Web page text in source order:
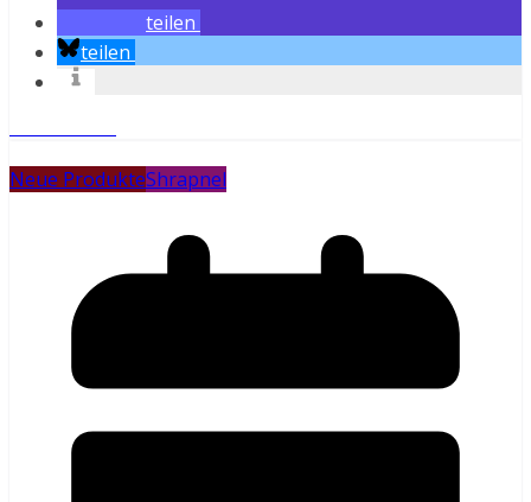
teilen
teilen
Neue ProdukteShrapnel